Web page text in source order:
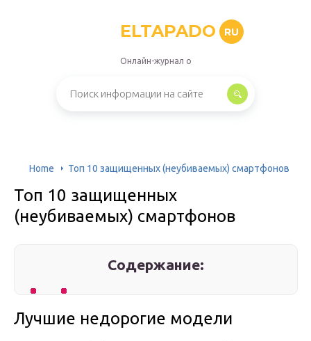
ELTAPADO RU
Онлайн-журнал о
Home Топ 10 защищенных (неубиваемых) смартфонов
Топ 10 защищенных
(неубиваемых) смартфонов
Содержание:
Лучшие недорогие модели